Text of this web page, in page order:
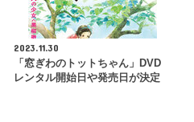
2023.11.30
「窓ぎわのトットちゃん」DVD
レンタル開始日や発売日が決定